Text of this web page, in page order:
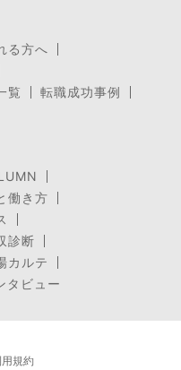
る方へ
覧
転職成功事例
働き方
診断
カルテ
タビュー
規約